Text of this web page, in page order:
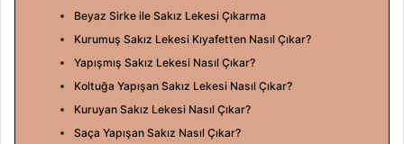
m
e
k
Beyaz Sirke ile Sakız Lekesi Çıkarma
Kurumuş Sakız Lekesi Kıyafetten Nasıl Çıkar?
Yapışmış Sakız Lekesi Nasıl Çıkar?
Koltuğa Yapışan Sakız Lekesi Nasıl Çıkar?
Kuruyan Sakız Lekesi Nasıl Çıkar?
Saça Yapışan Sakız Nasıl Çıkar?